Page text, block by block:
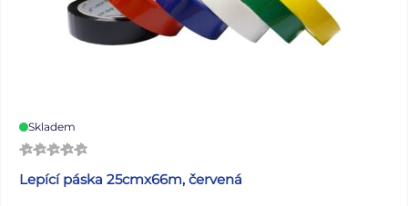
Skladem
Lepící páska 25cmx66m, červená